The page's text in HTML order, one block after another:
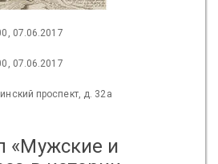
07.06.2017
07.06.2017
проспект, д. 32а
«Мужские и